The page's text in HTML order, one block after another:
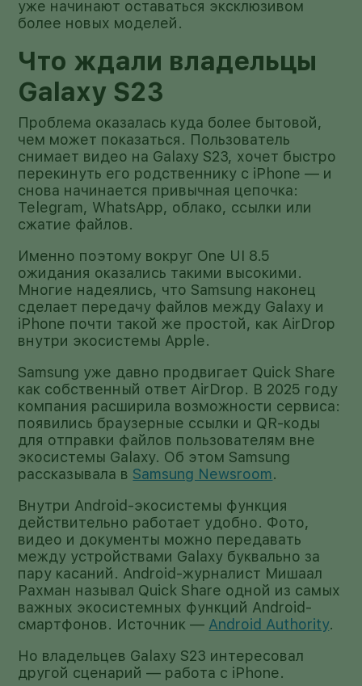
уже начинают оставаться эксклюзивом
более новых моделей.
Что ждали владельцы
Galaxy S23
Проблема оказалась куда более бытовой,
чем может показаться. Пользователь
снимает видео на Galaxy S23, хочет быстро
перекинуть его родственнику с iPhone — и
снова начинается привычная цепочка:
Telegram, WhatsApp, облако, ссылки или
сжатие файлов.
Именно поэтому вокруг One UI 8.5
ожидания оказались такими высокими.
Многие надеялись, что Samsung наконец
сделает передачу файлов между Galaxy и
iPhone почти такой же простой, как AirDrop
внутри экосистемы Apple.
Samsung уже давно продвигает Quick Share
как собственный ответ AirDrop. В 2025 году
компания расширила возможности сервиса:
появились браузерные ссылки и QR-коды
для отправки файлов пользователям вне
экосистемы Galaxy. Об этом Samsung
рассказывала в Samsung Newsroom.
Внутри Android-экосистемы функция
действительно работает удобно. Фото,
видео и документы можно передавать
между устройствами Galaxy буквально за
пару касаний. Android-журналист Мишаал
Рахман называл Quick Share одной из самых
важных экосистемных функций Android-
смартфонов. Источник — Android Authority.
Но владельцев Galaxy S23 интересовал
другой сценарий — работа с iPhone.